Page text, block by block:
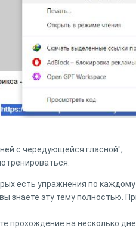
с чередующейся гласной";
есть упражнения по каждому
знаете эту тему полностью.
прохождение на несколько